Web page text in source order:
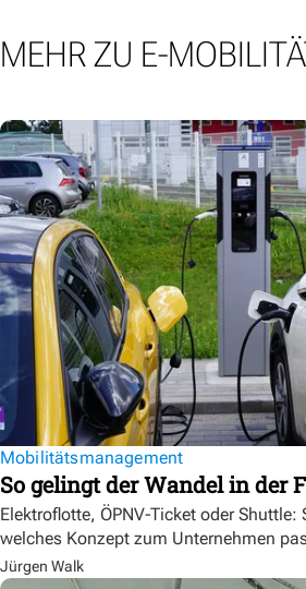
MEHR ZU E-
Mobilitätsmanagement
So gelingt der Wandel in der
Elektroflotte, ÖPNV-Ticket oder Shuttle:
welches Konzept zum Unternehmen
Jürgen Walk